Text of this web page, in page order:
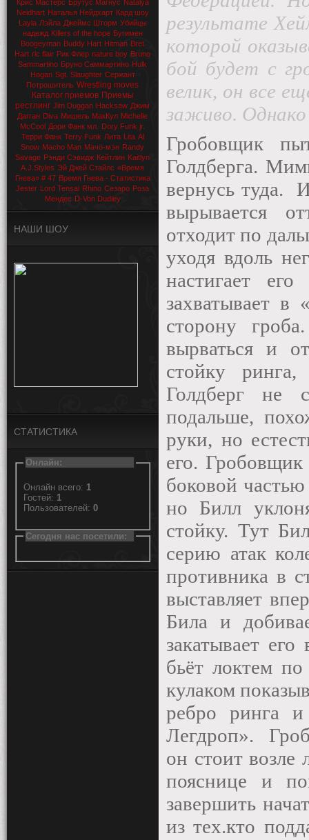
Крис Мастерс Брутус Магнус Natalya
Neidhart Наталья Нейдхарт Кард шоу
Layla Лэйла Джеймс Шторм Убийцы
надежд Killers of the hope Бугимен
Boogeyman Buddy Hart Hitman Bret
Hart ric flair Рик Флер nature boy Bruno
Sammartino Бруно Саммартино Hulk
Hogan Sgt. Slaughter Сержант
Потрошитель Wrestling moves
Каталог приемов Приемы
рестлинг Jim Duggan Hacksaw Джим
Дагган Diva Мишель МакКул Michelle
McCool Дори Фанк мл.
Dory Funk jr.
Терри Фанк Terry Funk Лита Lita Al
Snow Macho Man Мачо-мэн Randy
Savage Рэнди Сэвидж Кейтлин Kaitlyn
A.J.Styles Эй Джей Стайлс «Время
Гнева» # 47 Время Гнева - Статистика
Jester Lord Tensai Rhino Сезаро Роза
Мендес D-Von Dudley
НАШИ ШОУ
СТАТИСТИКА
Онлайн:
Онлайн всего: 1
Гостей: 1
Пользователей: 0
Сегодня нас посетили:
результате
которой
бой будет с
велик, он все
заживо. Однако
Гробовщик
Голдберга.
вернусь туда.
вырывается
отходит по
уходя вдоль
настигает
захватывает
сторону
вырваться и
стойку
Голдберг не
подальше,
руки, но
его. Гробовщик
боковой
но Билл
стойку. Тут
серию атак
противника в
выставляет
Била и
закатывает
бьёт локтем
кулаком
ребро ринга и
Легдроп».
он стоит возле
пояснице и
завершить
из тех.кто